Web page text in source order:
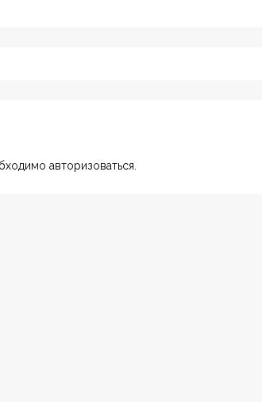
авторизоваться.